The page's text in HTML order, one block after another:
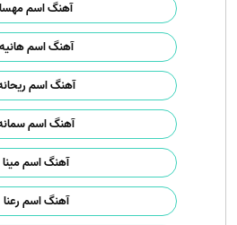
آهنگ اسم مهسا
آهنگ اسم هانیه
آهنگ اسم
آهنگ اسم
آهنگ اسم مینا
آهنگ اسم رعنا